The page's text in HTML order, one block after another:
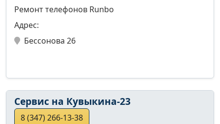
Ремонт телефонов Runbo
Адрес:
Бессонова 26
Сервис на Кувыкина-23
8 (347) 266-13-38